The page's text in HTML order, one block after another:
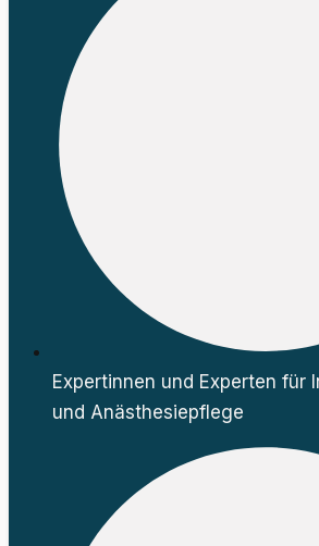
Expertinnen und Experten für
und Anästhesiepflege